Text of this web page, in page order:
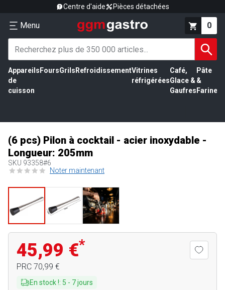
Centre d'aide Pièces détachées
Menu 0
Appareils
de
cuisson
FoursGrils RefroidissementVitrines
réfrigérées
Café,
Glace &
Gaufres
Pâte
&
Farine
(6 pcs) Pilon à cocktail - acier inoxydable -
Longueur: 205mm
SKU 93358#6
Noter maintenant
45,99 €*
PRC 70,99 €
En stock !: 5 - 7jours